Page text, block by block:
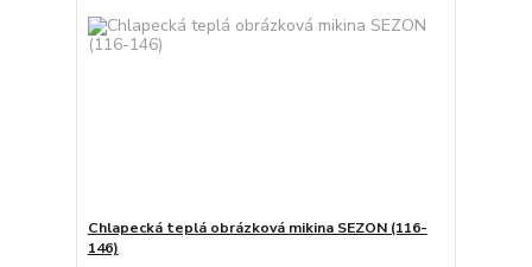
Chlapecká teplá obrázková mikina SEZON (116-
146)